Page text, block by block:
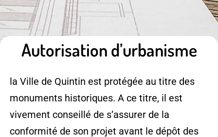
Autorisation d’urbanisme
la Ville de Quintin est protégée au titre des
monuments historiques. A ce titre, il est
vivement conseillé de s’assurer de la
conformité de son projet avant le dépôt des